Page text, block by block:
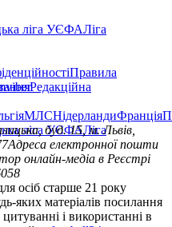
ліга УЄФАЛіга
Правила
Редакційна
viber
МЛСНідерландиФранція
ліга УЄФАЛіга
буд. 15, м. Львів,
Адреса електронної пошти
онлайн-медіа в Реєстрі
осіб старше 21 року
яких матеріалів посилання
і використанні в